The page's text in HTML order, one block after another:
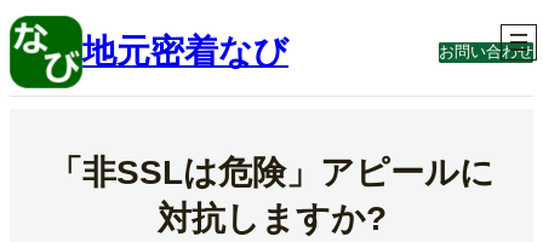
内
容
ス
地元密着なび お問い合わせ
「非SSLは危険」アピールに
対抗しますか?